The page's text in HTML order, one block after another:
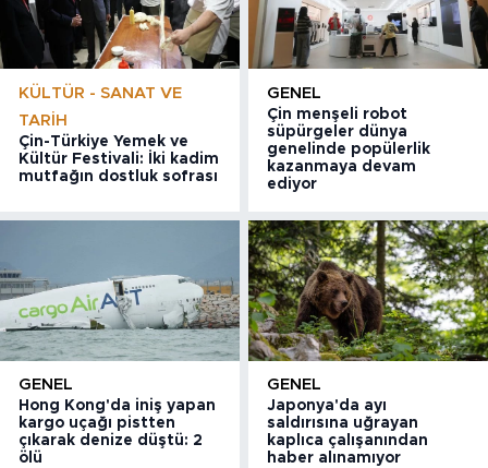
KÜLTÜR - SANAT VE
TARIH
Çin-Türkiye Yemek ve
Kültür Festivali: İki kadim
mutfağın dostluk sofrası
GENEL
Çin menşeli robot
süpürgeler dünya
genelinde popülerlik
kazanmaya devam
ediyor
GENEL
Hong Kong'da iniş yapan
kargo uçağı pistten
çıkarak denize düştü: 2
ölü
GENEL
Japonya'da ayı
saldırısına uğrayan
kaplıca çalışanından
haber alınamıyor